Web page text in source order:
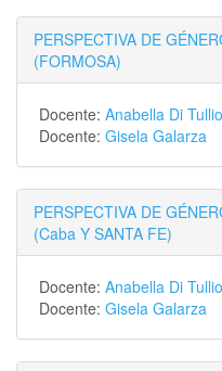
PERSPECTIVA DE
(FORMOSA)
Docente: Anabella Di Tullio
Docente: Gisela Galarza
PERSPECTIVA DE
(Caba Y SANTA FE)
Docente: Anabella Di Tullio
Docente: Gisela Galarza